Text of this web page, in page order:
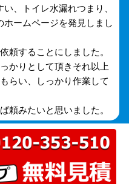
い、トイレ水漏れつまり、
ホームページを発見しまし
頼することにしました。
かりとして頂きそれ以上
らい、しっかり作業して
頼みたいと思いました。